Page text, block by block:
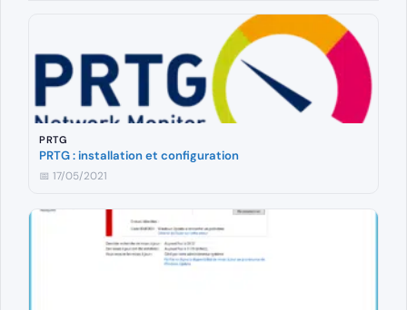
PRTG
PRTG : installation et configuration
📅 17/05/2021